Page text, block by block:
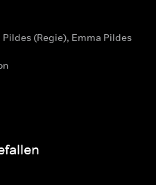
(Regie), Emma Pildes